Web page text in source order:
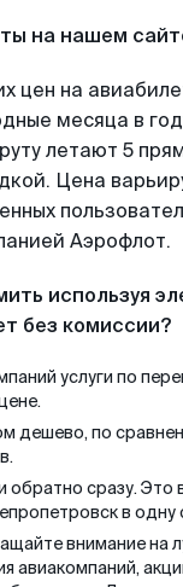
на нашем
цен на
месяца в
летают 5
Цена
Аэрофлот.
используя
без комиссии?
услуги по
дешево, по
обратно сразу. Это
в одну
внимание на
авиакомпаний,